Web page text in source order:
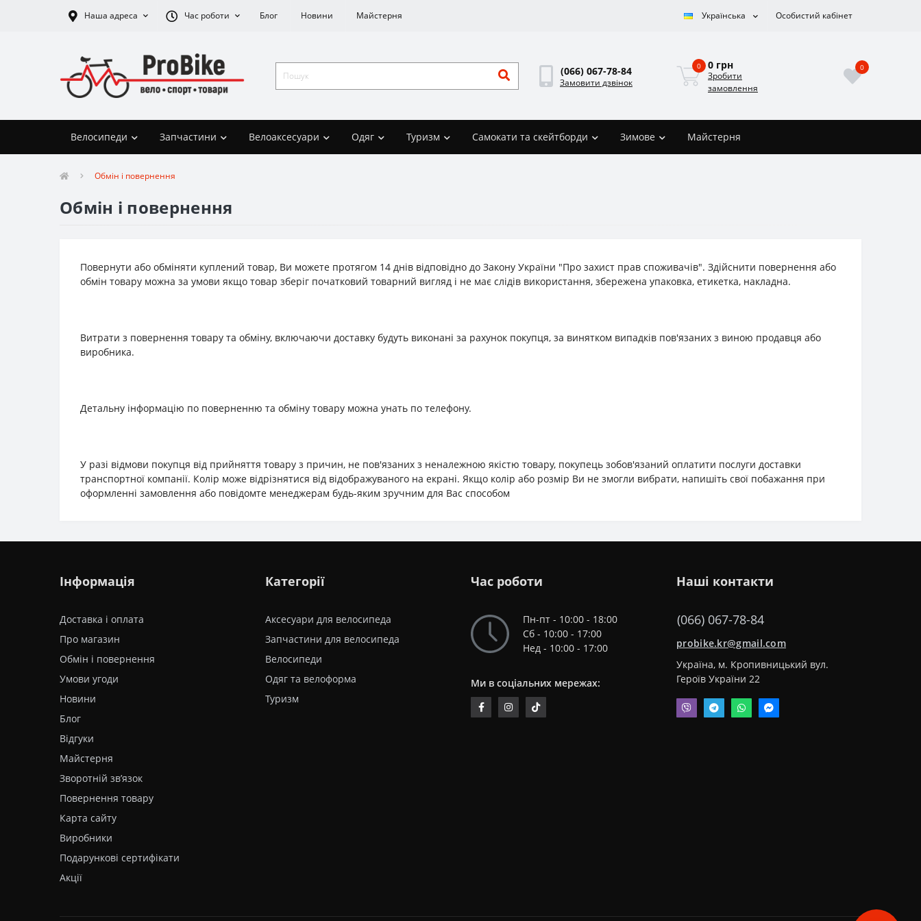
Наша адреса Час роботи Блог Новини Майстерня Українська Особистий кабінет
(066) 067-78-84
Замовити дзвінок
0 0 грн
Зробити
замовлення
0
Велосипеди Запчастини Велоаксесуари Одяг Туризм Самокати та скейтборди Зимове Майстерня
Обмін і повернення
Обмін і повернення
Повернути або обміняти куплений товар, Ви можете протягом 14 днів відповідно до Закону України "Про захист прав споживачів". Здійснити повернення або
обмін товару можна за умови якщо товар зберіг початковий товарний вигляд і не має слідів використання, збережена упаковка, етикетка, накладна.
Витрати з повернення товару та обміну, включаючи доставку будуть виконані за рахунок покупця, за винятком випадків пов'язаних з виною продавця або
виробника.
Детальну інформацію по поверненню та обміну товару можна унать по телефону.
У разі відмови покупця від прийняття товару з причин, не пов'язаних з неналежною якістю товару, покупець зобов'язаний оплатити послуги доставки
транспортної компанії. Колір може відрізнятися від відображуваного на екрані. Якщо колір або розмір Ви не змогли вибрати, напишіть свої побажання при
оформленні замовлення або повідомте менеджерам будь-яким зручним для Вас способом
Інформація
Доставка і оплата
Про магазин
Обмін і повернення
Умови угоди
Новини
Блог
Відгуки
Майстерня
Зворотній зв’язок
Повернення товару
Карта сайту
Виробники
Подарункові сертифікати
Акції
Категорії
Аксесуари для велосипеда
Запчастини для велосипеда
Велосипеди
Одяг та велоформа
Туризм
Час роботи
Пн-пт - 10:00 - 18:00
Сб - 10:00 - 17:00
Нед - 10:00 - 17:00
Ми в соціальних мережах:
Наші контакти
(066) 067-78-84
probike.kr@gmail.com
Україна, м. Кропивницький вул.
Героїв України 22